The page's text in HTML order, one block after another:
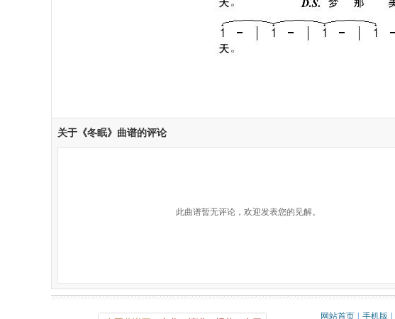
关于《冬眠》曲谱的评论
此曲谱暂无评论，欢迎发表您的见解。
网站首页 手机版